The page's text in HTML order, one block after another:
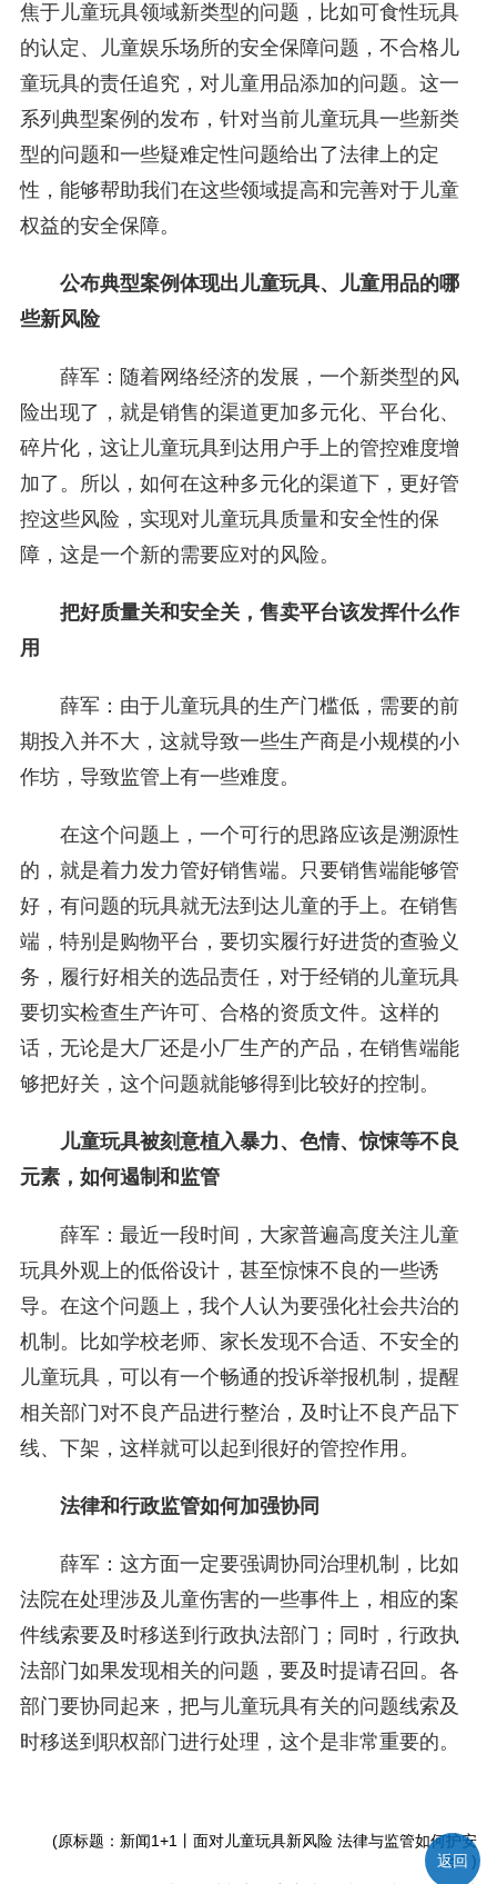
焦于儿童玩具领域新类型的问题，比如可食性玩具
的认定、儿童娱乐场所的安全保障问题，不合格儿
童玩具的责任追究，对儿童用品添加的问题。这一
系列典型案例的发布，针对当前儿童玩具一些新类
型的问题和一些疑难定性问题给出了法律上的定
性，能够帮助我们在这些领域提高和完善对于儿童
权益的安全保障。
公布典型案例体现出儿童玩具、儿童用品的哪
些新风险
薛军：随着网络经济的发展，一个新类型的风
险出现了，就是销售的渠道更加多元化、平台化、
碎片化，这让儿童玩具到达用户手上的管控难度增
加了。所以，如何在这种多元化的渠道下，更好管
控这些风险，实现对儿童玩具质量和安全性的保
障，这是一个新的需要应对的风险。
把好质量关和安全关，售卖平台该发挥什么作
用
薛军：由于儿童玩具的生产门槛低，需要的前
期投入并不大，这就导致一些生产商是小规模的小
作坊，导致监管上有一些难度。
在这个问题上，一个可行的思路应该是溯源性
的，就是着力发力管好销售端。只要销售端能够管
好，有问题的玩具就无法到达儿童的手上。在销售
端，特别是购物平台，要切实履行好进货的查验义
务，履行好相关的选品责任，对于经销的儿童玩具
要切实检查生产许可、合格的资质文件。这样的
话，无论是大厂还是小厂生产的产品，在销售端能
够把好关，这个问题就能够得到比较好的控制。
儿童玩具被刻意植入暴力、色情、惊悚等不良
元素，如何遏制和监管
薛军：最近一段时间，大家普遍高度关注儿童
玩具外观上的低俗设计，甚至惊悚不良的一些诱
导。在这个问题上，我个人认为要强化社会共治的
机制。比如学校老师、家长发现不合适、不安全的
儿童玩具，可以有一个畅通的投诉举报机制，提醒
相关部门对不良产品进行整治，及时让不良产品下
线、下架，这样就可以起到很好的管控作用。
法律和行政监管如何加强协同
薛军：这方面一定要强调协同治理机制，比如
法院在处理涉及儿童伤害的一些事件上，相应的案
件线索要及时移送到行政执法部门；同时，行政执
法部门如果发现相关的问题，要及时提请召回。各
部门要协同起来，把与儿童玩具有关的问题线索及
时移送到职权部门进行处理，这个是非常重要的。
(原标题：新闻1+1丨面对儿童玩具新风险 法律与监管如何护安
全？)
返回